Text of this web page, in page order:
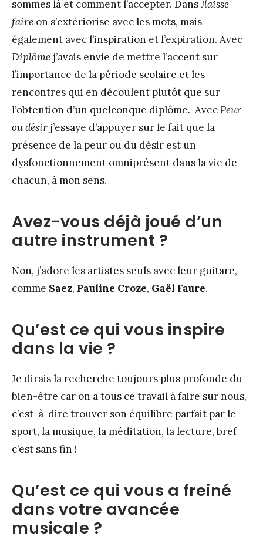
sommes là et comment l’accepter. DansJlaisse
faire on s’extériorise avec les mots, mais
également avec l’inspiration et l’expiration. Avec
Diplôme j’avais envie de mettre l’accent sur
l’importance de la période scolaire et les
rencontres qui en découlent plutôt que sur
l’obtention d’un quelconque diplôme. AvecPeur
ou désir j’essaye d’appuyer sur le fait que la
présence de la peur ou du désir est un
dysfonctionnement omniprésent dans la vie de
chacun, à mon sens.
Avez-vous déjà joué d’un
autre instrument ?
Non, j’adore les artistes seuls avec leur guitare,
comme Saez, Pauline Croze, Gaël Faure.
Qu’est ce qui vous inspire
dans la vie ?
Je dirais la recherche toujours plus profonde du
bien-être car on a tous ce travail à faire sur nous,
c’est-à-dire trouver son équilibre parfait par le
sport, la musique, la méditation, la lecture, bref
c’est sans fin !
Qu’est ce qui vous a freiné
dans votre avancée
musicale ?